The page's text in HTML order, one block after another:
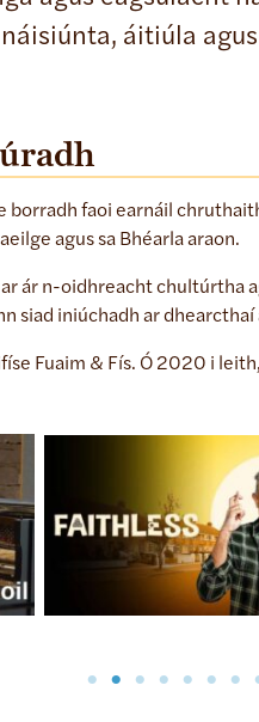
áitiúla
borradh faoi earnáil
agus sa Bhéarla araon.
ár n-oidhreacht chultúrtha
siad iniúchadh ar
Fuaim & Fís. Ó 2020 i
Faithless